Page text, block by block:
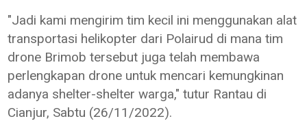
"Jadi kami mengirim tim kecil ini menggunakan alat
transportasi helikopter dari Polairud di mana tim
drone Brimob tersebut juga telah membawa
perlengkapan drone untuk mencari kemungkinan
adanya shelter-shelter warga," tutur Rantau di
Cianjur, Sabtu (26/11/2022).